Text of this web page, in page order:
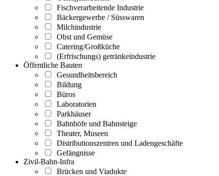
Fischverarbeitende Industrie
Bäckergewerbe / Süsswaren
Milchindustrie
Obst und Gemüse
Catering/Großküche
(Erfrischungs) getränkeindustrie
Öffentliche Bauten
Gesundheitsbereich
Bildung
Büros
Laboratorien
Parkhäuser
Bahnhöfe und Bahnsteige
Theater, Museen
Distributionszentren und Ladengeschäfte
Gefängnisse
Zivil-Bahn-Infra
Brücken und Viadukte